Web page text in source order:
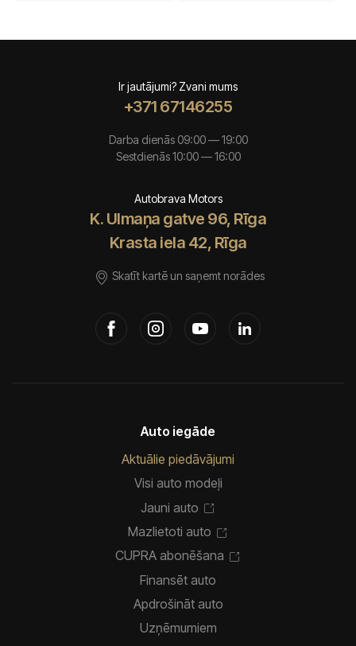
Ir jautājumi? Zvani mums
+371 67146255
Darba dienās 09:00 — 19:00
Sestdienās 10:00 — 16:00
Autobrava Motors
K. Ulmaņa gatve 96, Rīga
Krasta iela 42, Rīga
Skatīt kartē un saņemt norādes
Auto iegāde
Aktuālie piedāvājumi
Visi auto modeļi
Jauni auto
Mazlietoti auto
CUPRA abonēšana
Finansēt auto
Apdrošināt auto
Uzņēmumiem